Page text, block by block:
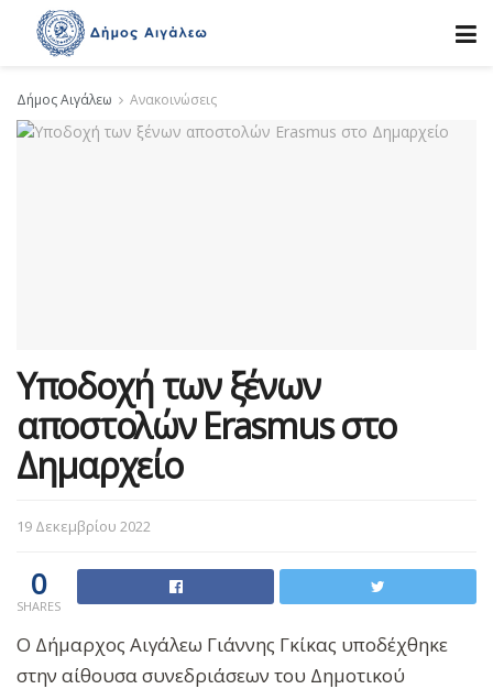
Δήμος Αιγάλεω Ανακοινώσεις
Υποδοχή των ξένων
αποστολών Erasmus στο
Δημαρχείο
19 Δεκεμβρίου 2022
0
SHARES
Ο Δήμαρχος Αιγάλεω Γιάννης Γκίκας υποδέχθηκε
στην αίθουσα συνεδριάσεων του Δημοτικού